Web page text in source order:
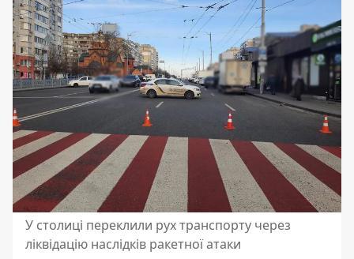
У столиці переклили рух транспорту через
ліквідацію наслідків ракетної атаки